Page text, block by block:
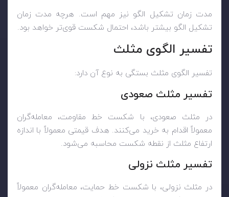
مدت زمان تشکیل الگو نیز مهم است. هرچه مدت زمان
تشکیل الگو بیشتر باشد، احتمال شکست قوی‌تر خواهد بود.
تفسیر الگوی مثلث
تفسیر الگوی مثلث بستگی به نوع آن دارد:
تفسیر مثلث صعودی
در مثلث صعودی، با شکست خط مقاومت، معامله‌گران
معمولاً اقدام به خرید می‌کنند. هدف قیمتی معمولاً با اندازه
ارتفاع مثلث از نقطه شکست محاسبه می‌شود.
تفسیر مثلث نزولی
در مثلث نزولی، با شکست خط حمایت، معامله‌گران معمولاً